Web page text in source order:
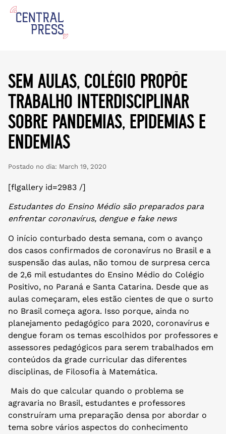
sem aulas, colégio propõe
trabalho interdisciplinar
sobre pandemias, epidemias e
endemias
Postado no dia: March 19, 2020
[flgallery id=2983 /]
Estudantes do Ensino Médio são preparados para
enfrentar coronavírus, dengue e fake news
O início conturbado desta semana, com o avanço
dos casos confirmados de coronavírus no Brasil e a
suspensão das aulas, não tomou de surpresa cerca
de 2,6 mil estudantes do Ensino Médio do Colégio
Positivo, no Paraná e Santa Catarina. Desde que as
aulas começaram, eles estão cientes de que o surto
no Brasil começa agora. Isso porque, ainda no
planejamento pedagógico para 2020, coronavírus e
dengue foram os temas escolhidos por professores e
assessores pedagógicos para serem trabalhados em
conteúdos da grade curricular das diferentes
disciplinas, de Filosofia à Matemática.
Mais do que calcular quando o problema se
agravaria no Brasil, estudantes e professores
construíram uma preparação densa por abordar o
tema sobre vários aspectos do conhecimento